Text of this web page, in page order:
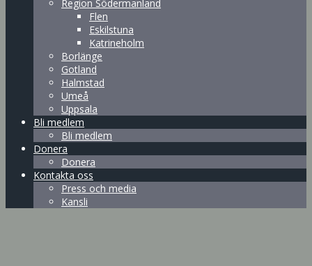
Region Södermanland
Flen
Eskilstuna
Katrineholm
Borlänge
Gotland
Halmstad
Umeå
Uppsala
Bli medlem
Bli medlem
Donera
Donera
Kontakta oss
Press och media
Kansli